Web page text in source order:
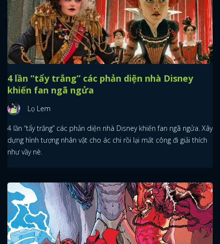
4 lần “tẩy trắng” các phản diện nhà Disney
khiến fan ngã ngửa
Lọ Lem
4 lần “tẩy trắng” các phản diện nhà Disney khiến fan ngã ngửa. Xây
dựng hình tượng nhân vật cho ác chi rồi lại mất công đi giải thích
như vầy nè.